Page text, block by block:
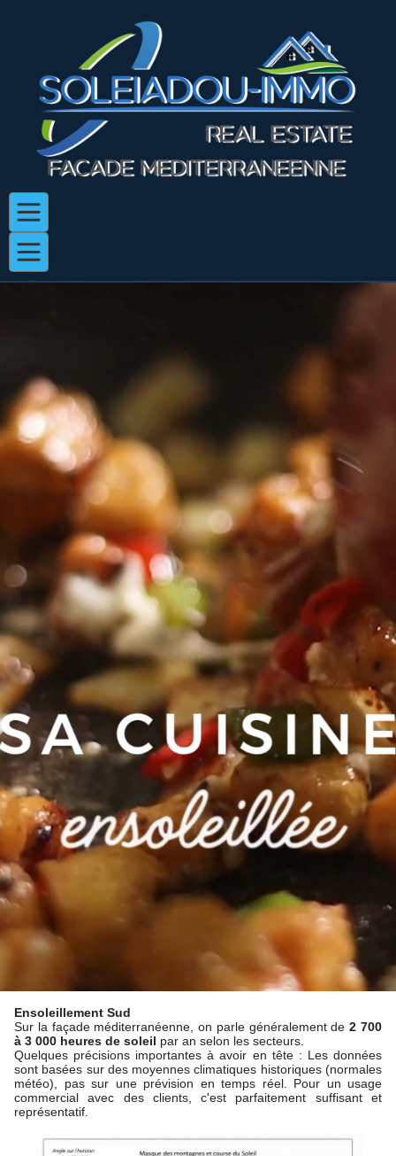
Ensoleillement Sud
Sur la façade méditerranéenne, on parle généralement de2 700
à 3 000 heures de soleil par an selon les secteurs.
Quelques précisions importantes à avoir en tête : Les données
sont basées sur des moyennes climatiques historiques (normales
météo), pas sur une prévision en temps réel. Pour un usage
commercial avec des clients, c'est parfaitement suffisant et
représentatif.